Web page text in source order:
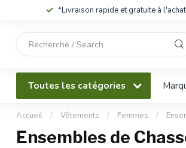
*Livraison rapide et gratuite à
Toutes les catégories
Accueil / Vêtements / Femmes /
Ensembles de